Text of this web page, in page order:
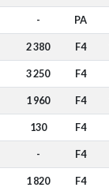
- PA
2 380 F4
3 250 F4
1 960 F4
130 F4
- F4
1 820 F4